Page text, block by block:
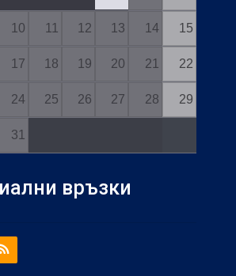
10 11 12 13 14 15
17 18 19 20 21 22
24 25 26 27 28 29
31
връзки